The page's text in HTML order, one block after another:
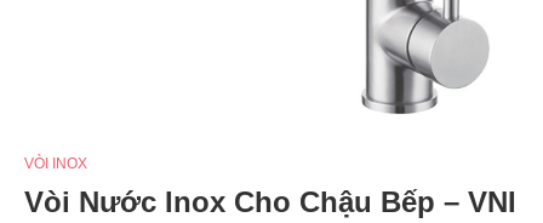
VÒI INOX
Vòi Nước Inox Cho Chậu Bếp – VNI